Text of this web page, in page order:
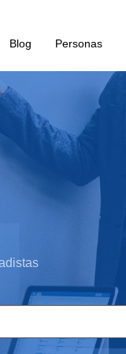
Blog Personas